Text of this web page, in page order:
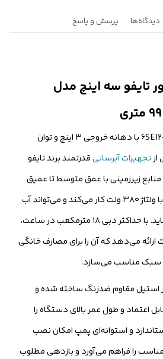
دیدگاه‌ها پرسش و پاسخ
تایفو سه اینچ مدل
پمپ شناور تایفو مدل 6SE12-6 با دهانه خروجی ۳ اینچ و توان
تجهیزات آبرسانیقدرتمند برند تایفو
منابع زیرزمینی با عمق متوسط تا عمیق
است. این پمپ سه فاز و با ولتاژ ۳۸۰ ولت کار می‌کند و می‌تواند آب
را تا ارتفاع ۹۹ متر پمپاژ نماید. با حداکثر دبی ۱۸ مترمکعب در ساعت،
ارائه می‌دهد که آن را برای مصارف خانگی
سبک مناسب می‌سازد.
استیل مقاوم ضدزنگ ساخته شده و
اعتماد و طول عمر بالای دستگاه را
و استوانه‌ای پمپ امکان نصب
را فراهم می‌آورد و بازدهی مطلوب